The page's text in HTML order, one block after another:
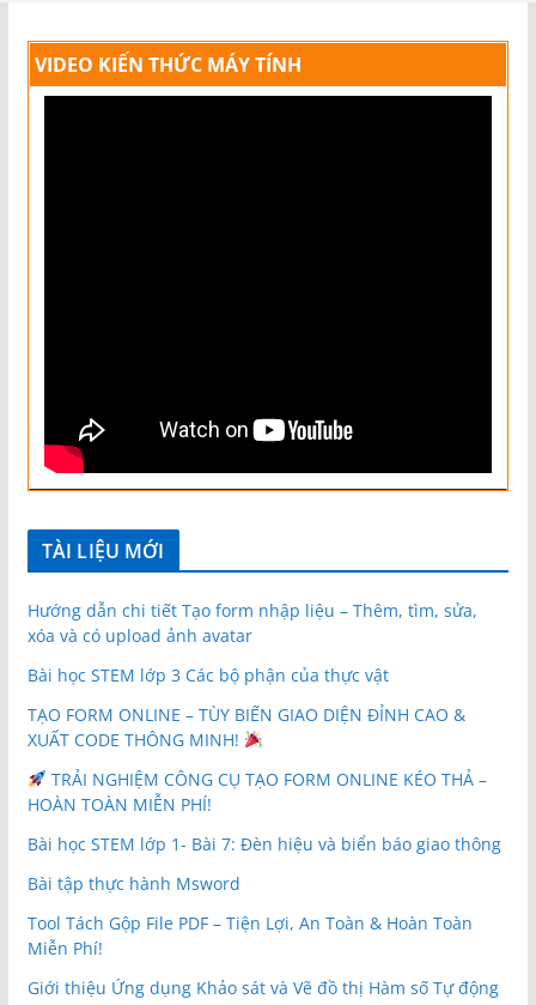
VIDEO KIẾN THỨC MÁY TÍNH
TÀI LIỆU MỚI
Hướng dẫn chi tiết Tạo form nhập liệu – Thêm, tìm, sửa,
xóa và có upload ảnh avatar
Bài học STEM lớp 3 Các bộ phận của thực vật
TẠO FORM ONLINE – TÙY BIẾN GIAO DIỆN ĐỈNH CAO &
XUẤT CODE THÔNG MINH!
TRẢI NGHIỆM CÔNG CỤ TẠO FORM ONLINE KÉO THẢ –
HOÀN TOÀN MIỄN PHÍ!
Bài học STEM lớp 1- Bài 7: Đèn hiệu và biển báo giao thông
Bài tập thực hành Msword
Tool Tách Gộp File PDF – Tiện Lợi, An Toàn & Hoàn Toàn
Miễn Phí!
Giới thiệu Ứng dụng Khảo sát và Vẽ đồ thị Hàm số Tự động